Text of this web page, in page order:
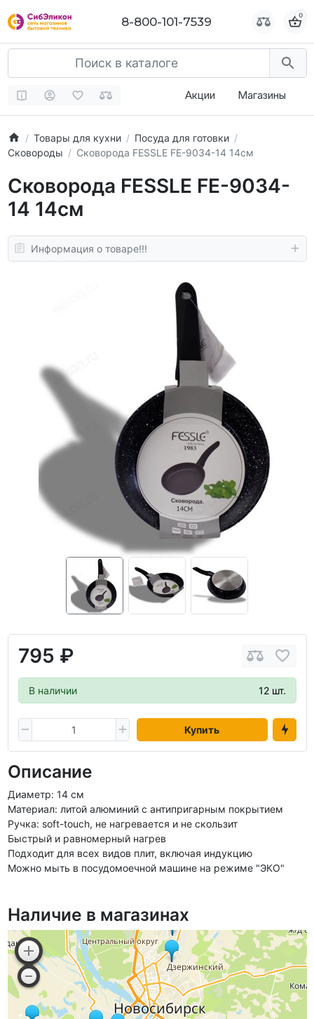
8-800-101-7539 0
Акции Магазины
Товары для кухни
Посуда для готовки
Сковороды
Сковорода FESSLE FE-9034-14 14см
Сковорода FESSLE FE-9034-
14 14см
Информация о товаре!!!
795 ₽
В наличии 12 шт.
Купить
Описание
Диаметр: 14 см
Материал: литой алюминий с антипригарным покрытием
Ручка: soft-touch, не нагревается и не скользит
Быстрый и равномерный нагрев
Подходит для всех видов плит, включая индукцию
Можно мыть в посудомоечной машине на режиме "ЭКО"
Наличие в магазинах
8-800-101-7539 0